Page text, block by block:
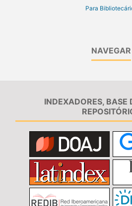
Para
NAVEGAR
INDEXADORES, BASE